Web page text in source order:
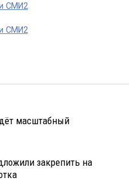
СМИ2
СМИ2
масштабный
закрепить на